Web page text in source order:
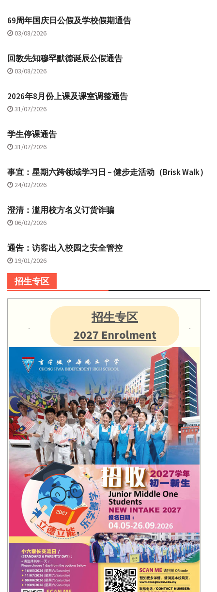
69周年国庆日公假及学校假期通告
03/08/2026
回教先知穆罕默德诞辰公假通告
03/08/2026
2026年8月份上课及课室调整通告
31/07/2026
学生停课通告
31/07/2026
事宜：星期六跨领域学习日 – 健步走活动（Brisk Walk）
24/02/2026
澄清：滥用校方名义订货诈骗
06/02/2026
通告：访客出入校园之安全管控
19/01/2026
招生专区
招生专区
2027 Enrolment